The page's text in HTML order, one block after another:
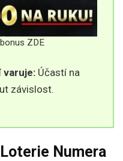
ZDE
varuje: Účastí na
závislost.
Numera